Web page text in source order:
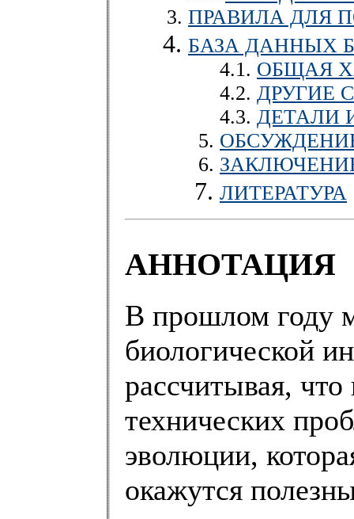
ПРАВИЛА ДЛЯ
БАЗА ДАННЫХ
4.1. ОБЩАЯ
4.2. ДРУГИЕ
4.3. ДЕТАЛИ
ЛИТЕРАТУРА
АННОТАЦИЯ
В прошлом году
биологической
рассчитывая,
технических
эволюции,
окажутся